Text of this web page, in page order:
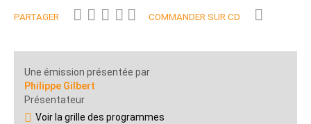
PARTAGER COMMANDER SUR CD
Une émission présentée par
Philippe Gilbert
Présentateur
Voir la grille des programmes